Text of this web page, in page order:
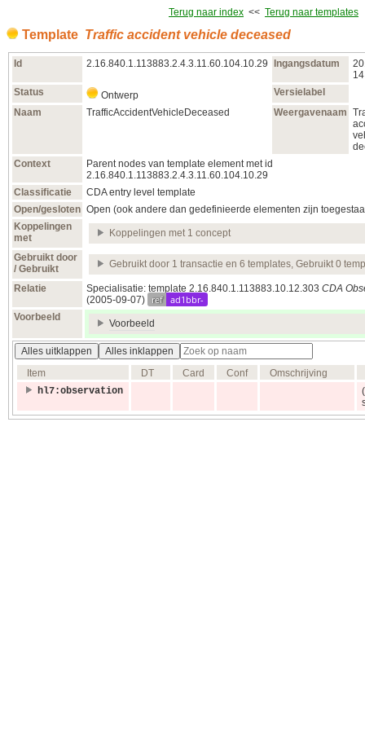
Terug naar index << Terug naar templates
Template Traffic accident vehicle deceased
Id 2.16.840.1.113883.2.4.3.11.60.104.10.29 Ingangsdatum
Status
Ontwerp
Versielabel
Naam
TrafficAccidentVehicleDeceased Weergavenaam
Context
Parent nodes van template element met id
2.16.840.1.113883.2.4.3.11.60.104.10.29
Classificatie
CDA entry level template
Open/gesloten Open (ook andere dan gedefinieerde elementen zijn
Koppelingen
met
Koppelingen met 1 concept
Gebruikt door
/ Gebruikt
Gebruikt door 1 transactie en 6 templates, Gebruikt 0
Relatie Specialisatie: template 2.16.840.1.113883.10.12.303 CDA
(2005‑09‑07)
ref ad1bbr-
Voorbeeld
Voorbeeld
Alles uitklappen
Alles inklappen
Item
DT Card Conf
Omschrijving
hl7:observation